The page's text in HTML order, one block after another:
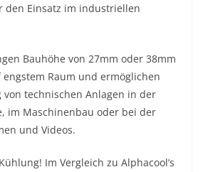
den Einsatz im industriellen
Bauhöhe von 27mm oder 38mm
Raum und ermöglichen
von technischen Anlagen in der
im Maschinenbau oder bei der
und Videos.
Im Vergleich zu Alphacool’s